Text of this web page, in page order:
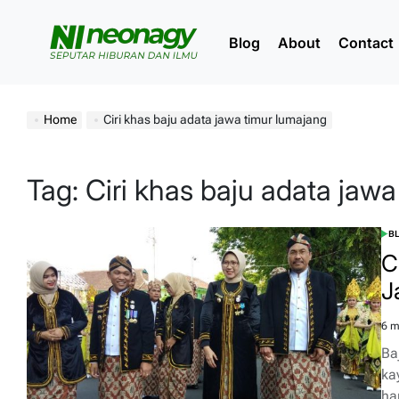
Blog About Contact
Home Ciri khas baju adata jawa timur lumajang
Tag: Ciri khas baju adata
IN
6